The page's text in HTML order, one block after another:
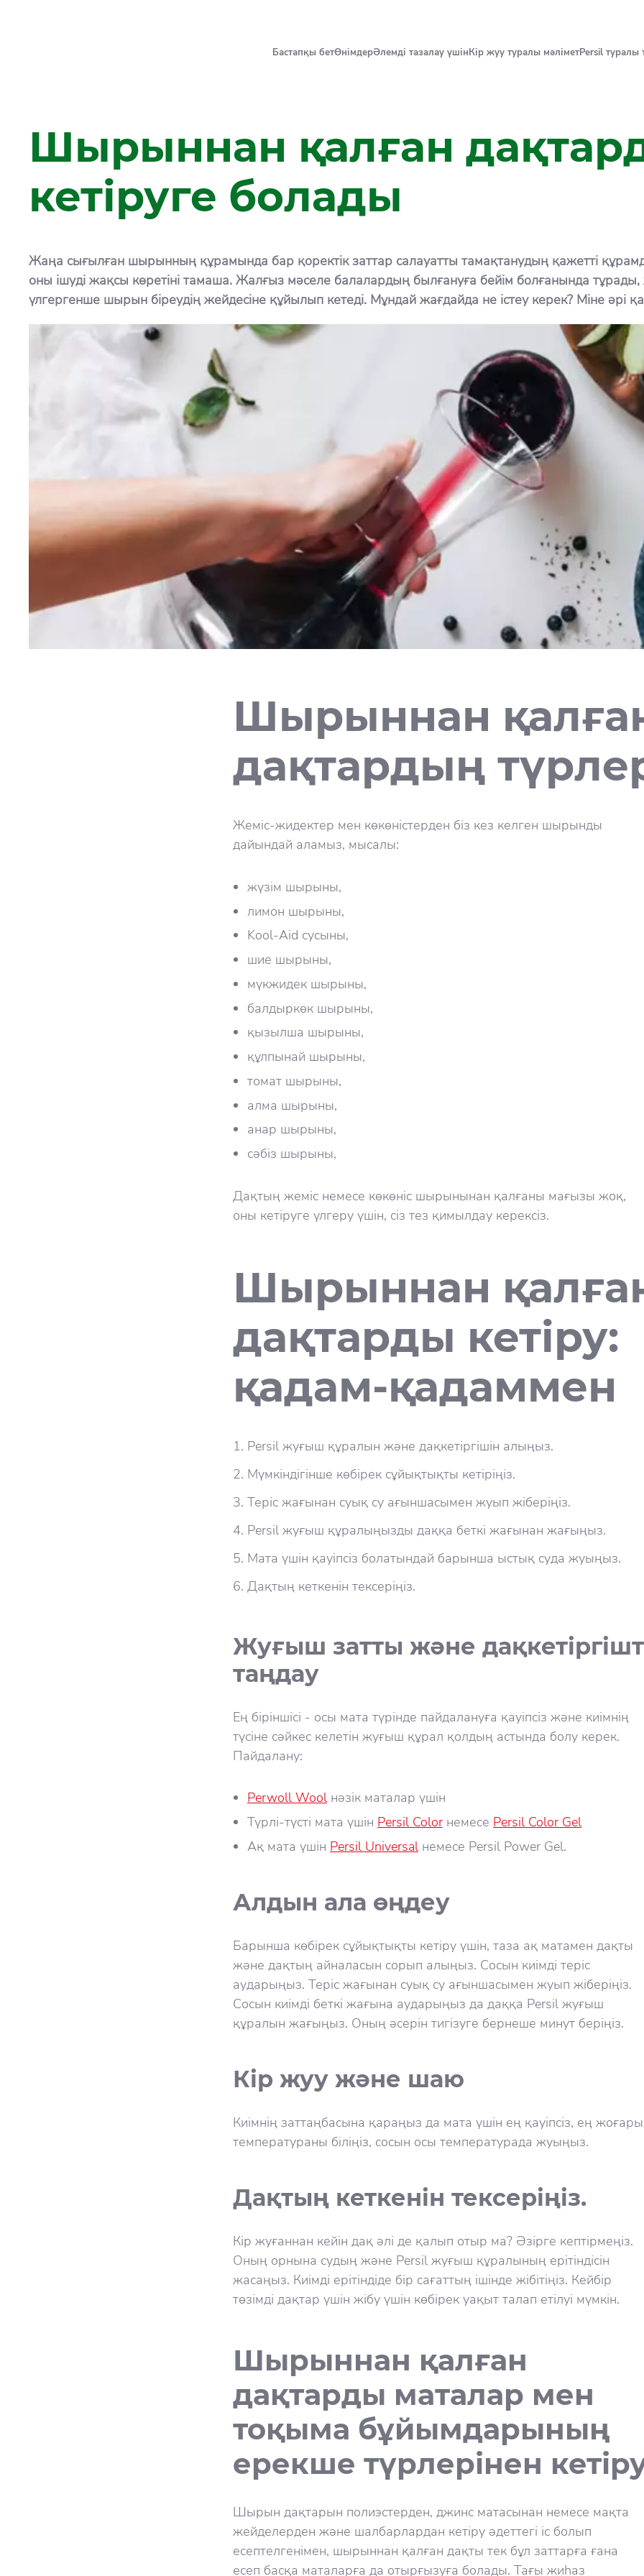
Бастапқы бетӨнімдерӘлемді тазалау үшінКір жуу туралы мәліметPersil туралы
Шырыннан қалған
кетіруге болады
Жаңа сығылған шырынның құрамында бар қоректік заттар салауатты тамақтанудың қажетті
оны ішуді жақсы көретіні тамаша. Жалғыз мәселе балалардың былғануға бейім болғанында
үлгергенше шырын біреудің жейдесіне құйылып кетеді. Мұндай жағдайда не істеу керек? Міне әрі
Шырыннан
дақтардың
Жеміс-жидектер мен көкөністерден біз кез келген шырынды
дайындай аламыз, мысалы:
жүзім шырыны,
лимон шырыны,
Kool-Аid сусыны,
шие шырыны,
мүкжидек шырыны,
балдыркөк шырыны,
қызылша шырыны,
құлпынай шырыны,
томат шырыны,
алма шырыны,
анар шырыны,
сәбіз шырыны,
Дақтың жеміс немесе көкөніс шырынынан қалғаны мағызы жоқ,
оны кетіруге үлгеру үшін, сіз тез қимылдау керексіз.
Шырыннан
дақтарды кетіру:
қадам-қадаммен
Persil жуғыш құралын және дақкетіргішін алыңыз.
Мүмкіндігінше көбірек сұйықтықты кетіріңіз.
Теріс жағынан суық су ағыншасымен жуып жіберіңіз.
Persil жуғыш құралыңызды даққа беткі жағынан жағыңыз.
Мата үшін қауіпсіз болатындай барынша ыстық суда жуыңыз.
Дақтың кеткенін тексеріңіз.
Жуғыш затты және
таңдау
Ең біріншісі - осы мата түрінде пайдалануға қауіпсіз және киімнің
түсіне сәйкес келетін жуғыш құрал қолдың астында болу керек.
Пайдалану:
Perwoll Woolнәзік маталар үшін
Түрлі-түсті мата үшін Persil Colorнемесе Persil Color Gel
Ақ мата үшін Persil Universalнемесе Persil Power Gel.
Алдын ала өңдеу
Барынша көбірек сұйықтықты кетіру үшін, таза ақ матамен дақты
және дақтың айналасын сорып алыңыз. Сосын киімді теріс
аударыңыз. Теріс жағынан суық су ағыншасымен жуып жіберіңіз.
Сосын киімді беткі жағына аударыңыз да даққа Persil жуғыш
құралын жағыңыз. Оның әсерін тигізуге бернеше минут беріңіз.
Кір жуу және шаю
Киімнің заттаңбасына қараңыз да мата үшін ең қауіпсіз, ең жоғары
температураны біліңіз, сосын осы температурада жуыңыз.
Дақтың кеткенін тексеріңіз.
Кір жуғаннан кейін дақ әлі де қалып отыр ма? Әзірге кептірмеңіз.
Оның орнына судың және Persil жуғыш құралының ерітіндісін
жасаңыз. Киімді ерітіндіде бір сағаттың ішінде жібітіңіз. Кейбір
төзімді дақтар үшін жібу үшін көбірек уақыт талап етілуі мүмкін.
Шырыннан қалған
дақтарды маталар мен
тоқыма бұйымдарының
ерекше түрлерінен
Шырын дақтарын полиэстерден, джинс матасынан немесе мақта
жейделерден және шалбарлардан кетіру әдеттегі іс болып
есептелгенімен, шырыннан қалған дақты тек бұл заттарға ғана
есеп басқа маталарға да отырғызуға болады. Тағы жиһаз